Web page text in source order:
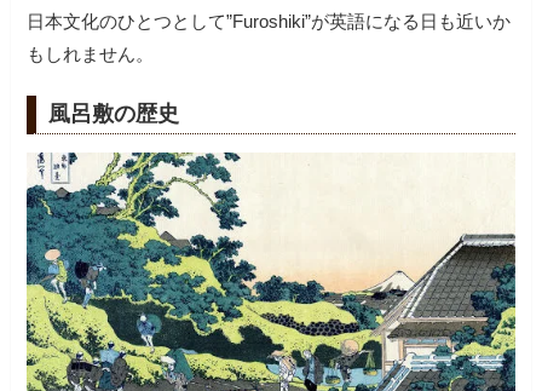
日本文化のひとつとして”Furoshiki”が英語になる日も近いか
もしれません。
風呂敷の歴史